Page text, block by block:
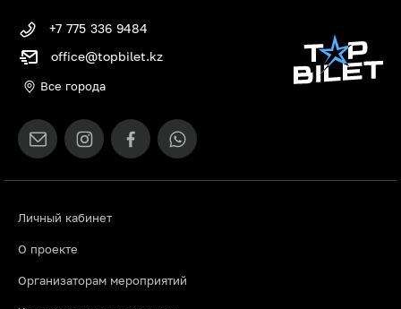
Личный кабинет
О проекте
Организаторам мероприятий
+7 775 336 9484
office@topbilet.kz
Все города